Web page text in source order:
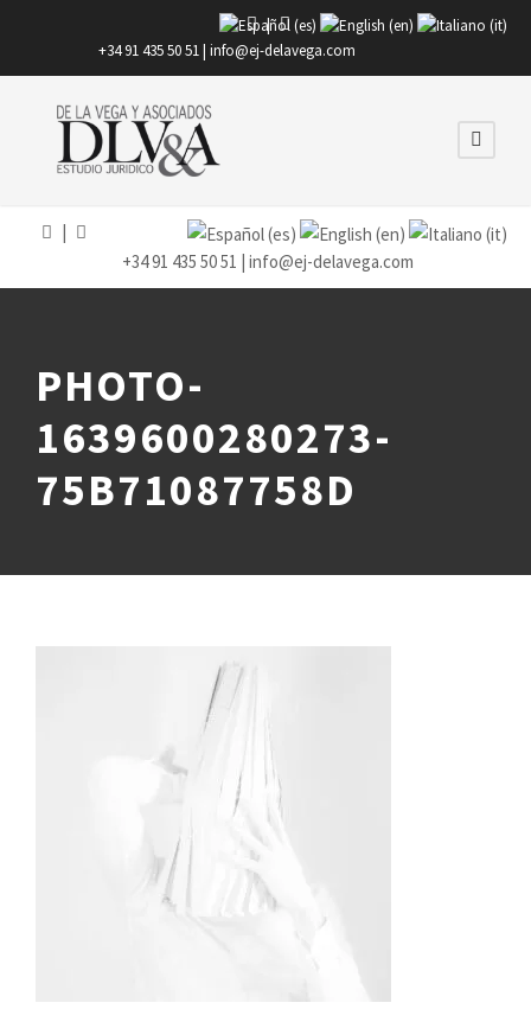
|
+34 91 435 50 51 | info@ej-delavega.com
+34 91 435 50 51 | info@ej-delavega.com
PHOTO-
1639600280273-
75B71087758D